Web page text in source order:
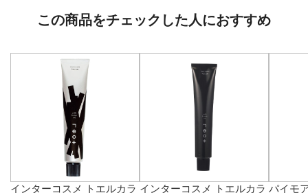
この商品をチェックした人におすすめ
インターコスメ トエルカラ インターコスメ トエルカラ パイモ